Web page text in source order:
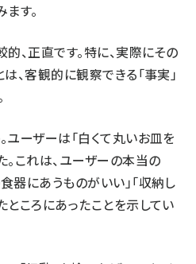
す。
、正直です。特に、実際にその
、客観的に観察できる「事実」
ユーザーは「⽩くて丸いお⽫を
。これは、ユーザーの本当の
器にあうものがいい」「収納し
ところにあったことを示してい